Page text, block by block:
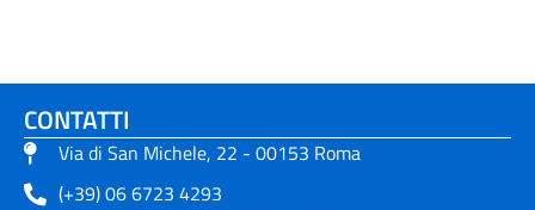
CONTATTI
Via di San Michele, 22 - 00153 Roma
(+39) 06 6723 4293